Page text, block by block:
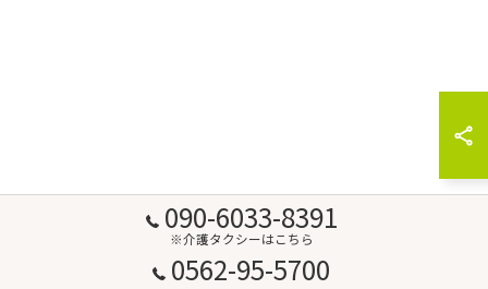
090-6033-8391
※介護タクシーはこちら
0562-95-5700